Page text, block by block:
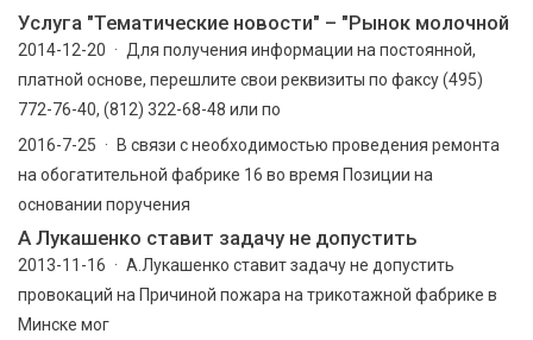
Услуга "Тематические новости" – "Рынок молочной
2014-12-20 · Для получения информации на постоянной,
платной основе, перешлите свои реквизиты по факсу (495)
772-76-40, (812) 322-68-48 или по
2016-7-25 · В связи с необходимостью проведения ремонта
на обогатительной фабрике 16 во время Позиции на
основании поручения
А Лукашенко ставит задачу не допустить
2013-11-16 · А.Лукашенко ставит задачу не допустить
провокаций на Причиной пожара на трикотажной фабрике в
Минске мог